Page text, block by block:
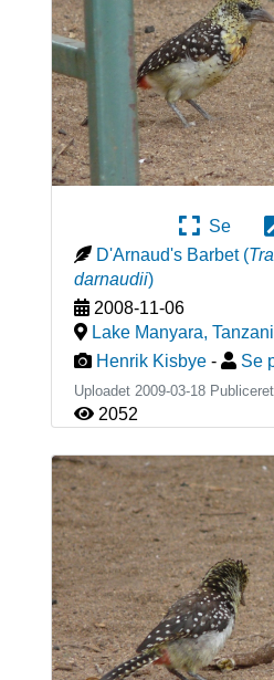
Se
D'Arnaud's Barbet (
darnaudii)
2008-11-06
Lake Manyara,
Henrik Kisbye - Se
Uploadet 2009-03-18 Publiceret
2052